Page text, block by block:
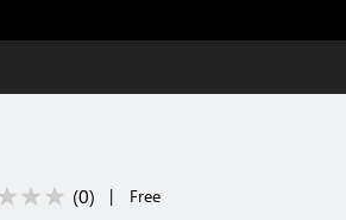
(0) | Free